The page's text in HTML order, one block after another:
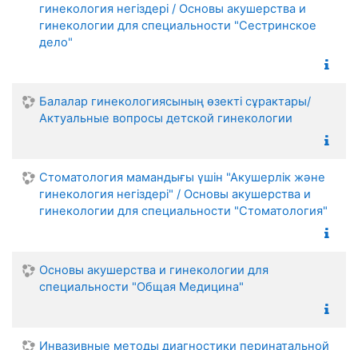
гинекология негіздері / Основы акушерства и
гинекологии для специальности "Сестринское
дело"
Балалар гинекологиясының өзекті сұрактары/
Актуальные вопросы детской гинекологии
Стоматология мамандығы үшін "Акушерлік және
гинекология негіздері" / Основы акушерства и
гинекологии для специальности "Стоматология"
Основы акушерства и гинекологии для
специальности "Общая Медицина"
Инвазивные методы диагностики перинатальной